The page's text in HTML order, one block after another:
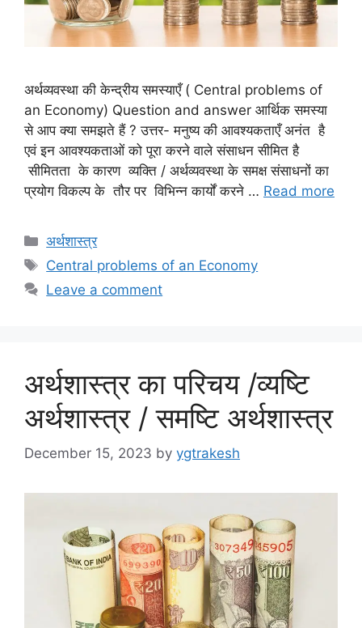
अर्थव्यवस्था की केन्द्रीय समस्याएँ ( Central problems of
an Economy) Question and answer आर्थिक समस्या
से आप क्या समझते हैं ? उत्तर- मनुष्य की आवश्यकताएँ अनंत है
एवं इन आवश्यकताओं को पूरा करने वाले संसाधन सीमित है
सीमितता के कारण व्यक्ति / अर्थव्यवस्था के समक्ष संसाधनों का
प्रयोग विकल्प के तौर पर विभिन्न कार्यों करने … Read more
Categories
अर्थशास्त्र
Tags
Central problems of an Economy
Leave a comment
अर्थशास्त्र का परिचय /व्यष्टि
अर्थशास्त्र / समष्टि अर्थशास्त्र
December 15, 2023 by ygtrakesh